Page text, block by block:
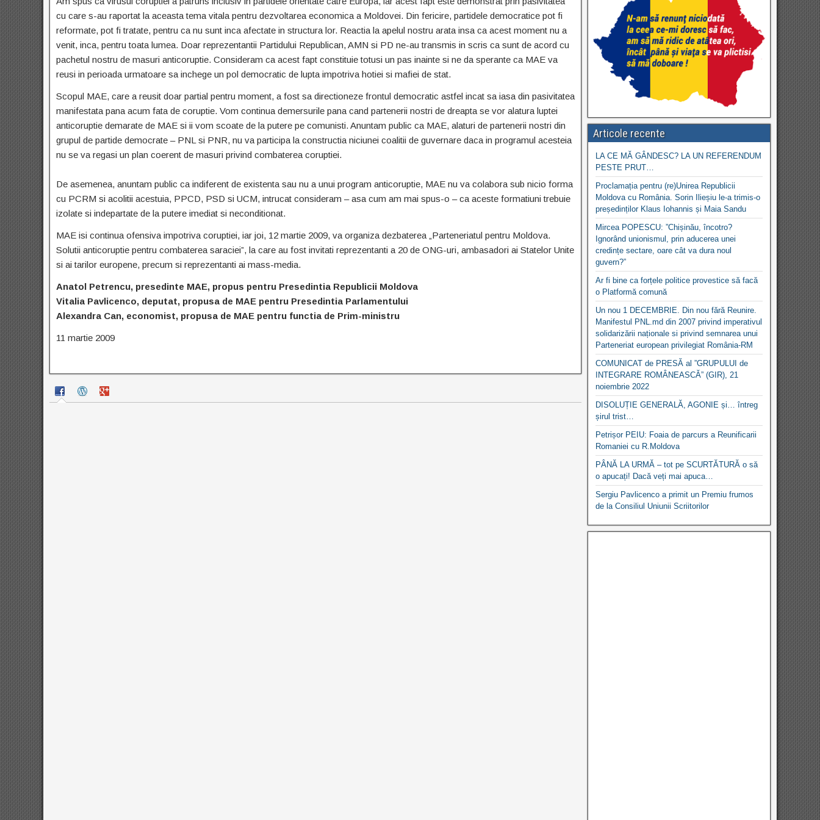
cu care s-au raportat la aceasta tema vitala pentru dezvoltarea economica a Moldovei. Din fericire, partidele democratice pot fi
reformate, pot fi tratate, pentru ca nu sunt inca afectate in structura lor. Reactia la apelul nostru arata insa ca acest moment nu a
venit, inca, pentru toata lumea. Doar reprezentantii Partidului Republican, AMN si PD ne-au transmis in scris ca sunt de acord cu
pachetul nostru de masuri anticoruptie. Consideram ca acest fapt constituie totusi un pas inainte si ne da sperante ca MAE va
reusi in perioada urmatoare sa inchege un pol democratic de lupta impotriva hotiei si mafiei de stat.
Scopul MAE, care a reusit doar partial pentru moment, a fost sa directioneze frontul democratic astfel incat sa iasa din pasivitatea
manifestata pana acum fata de coruptie. Vom continua demersurile pana cand partenerii nostri de dreapta se vor alatura luptei
anticoruptie demarate de MAE si ii vom scoate de la putere pe comunisti. Anuntam public ca MAE, alaturi de partenerii nostri din
grupul de partide democrate – PNL si PNR, nu va participa la constructia niciunei coalitii de guvernare daca in programul acesteia
nu se va regasi un plan coerent de masuri privind combaterea coruptiei.
De asemenea, anuntam public ca indiferent de existenta sau nu a unui program anticoruptie, MAE nu va colabora sub nicio forma
cu PCRM si acolitii acestuia, PPCD, PSD si UCM, intrucat consideram – asa cum am mai spus-o – ca aceste formatiuni trebuie
izolate si indepartate de la putere imediat si neconditionat.
MAE isi continua ofensiva impotriva coruptiei, iar joi, 12 martie 2009, va organiza dezbaterea „Parteneriatul pentru Moldova.
Solutii anticoruptie pentru combaterea saraciei”, la care au fost invitati reprezentanti a 20 de ONG-uri, ambasadori ai Statelor Unite
si ai tarilor europene, precum si reprezentanti ai mass-media.
Anatol Petrencu, presedinte MAE, propus pentru Presedintia Republicii Moldova
Vitalia Pavlicenco, deputat, propusa de MAE pentru Presedintia Parlamentului
Alexandra Can, economist, propusa de MAE pentru functia de Prim-ministru
11 martie 2009
Articole recente
LA CE MĂ GÂNDESC? LA UN REFERENDUM
PESTE PRUT…
Proclamația pentru (re)Unirea Republicii
Moldova cu România. Sorin Ilieșiu le-a trimis-o
președinților Klaus Iohannis și Maia Sandu
Mircea POPESCU: ”Chișinău, încotro?
Ignorând unionismul, prin aducerea unei
credințe sectare, oare cât va dura noul
guvern?”
Ar fi bine ca forțele politice provestice să facă
o Platformă comună
Un nou 1 DECEMBRIE. Din nou fără Reunire.
Manifestul PNL.md din 2007 privind imperativul
solidarizării naționale si privind semnarea unui
Parteneriat european privilegiat România-RM
COMUNICAT de PRESĂ al ”GRUPULUI de
INTEGRARE ROMÂNEASCĂ” (GIR), 21
noiembrie 2022
DISOLUȚIE GENERALĂ, AGONIE și… întreg
șirul trist…
Petrișor PEIU: Foaia de parcurs a Reunificarii
Romaniei cu R.Moldova
PÂNĂ LA URMĂ – tot pe SCURTĂTURĂ o să
o apucați! Dacă veți mai apuca…
Sergiu Pavlicenco a primit un Premiu frumos
de la Consiliul Uniunii Scriitorilor